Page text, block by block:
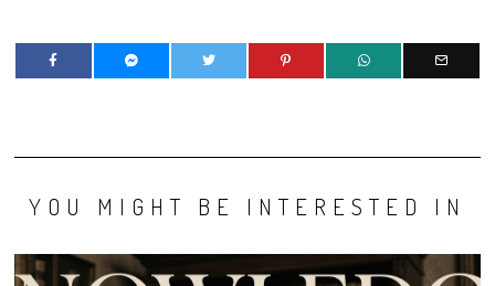
YOU MIGHT BE INTERESTED IN